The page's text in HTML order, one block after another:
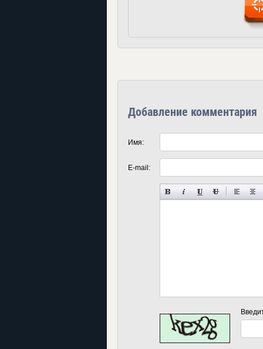
Добавление комментария
Имя:
E-mail: